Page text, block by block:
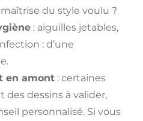
du style voulu ?
: aiguilles jetables,
: d’une
en amont : certaines
des dessins à valider,
personnalisé. Si vous